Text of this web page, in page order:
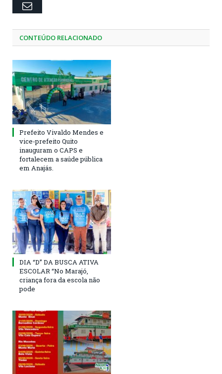
Email
CONTEÚDO RELACIONADO
Prefeito Vivaldo Mendes e
vice-prefeito Quito
inauguram o CAPS e
fortalecem a saúde pública
em Anajás.
DIA “D” DA BUSCA ATIVA
ESCOLAR “No Marajó,
criança fora da escola não
pode